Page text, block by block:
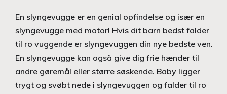
En slyngevugge er en genial opfindelse og især en
slyngevugge med motor! Hvis dit barn bedst falder
til ro vuggende er slyngevuggen din nye bedste ven.
En slyngevugge kan også give dig frie hænder til
andre gøremål eller større søskende. Baby ligger
trygt og svøbt nede i slyngevuggen og falder til ro